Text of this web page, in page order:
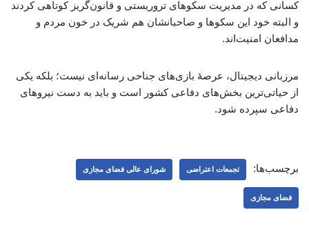
کسانی که در مدیریت سکوهای تروریستی و قانون‌گریز کوتاهی کردند
و البته خود این سکوها و صاحبانشان هم شریک در خون مردم و
مدافعان امنیت‌اند.
مرزبانی دیجیتال، عرصهٔ بازی‌های جناحی رسانه‌ای نیست؛ بلکه یکی
از حیاتی‌ترین بخش‌های دفاعی کشور است و باید به دست نیروهای
دفاعی سپرده شود.
برچسب‌ها: تجمعات اعتراضی شورای عالی فضای مجازی
فضای مجازی